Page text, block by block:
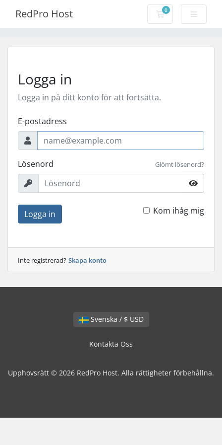
RedPro Host 0
Kundvagn
Logga in
Logga in på ditt konto för att fortsätta.
E-postadress
Lösenord Glömt lösenord?
Logga in Kom ihåg mig
Inte registrerad? Skapa konto
Svenska / $ USD
Kontakta Oss
Upphovsrätt © 2026 RedPro Host. Alla rättigheter förbehållna.